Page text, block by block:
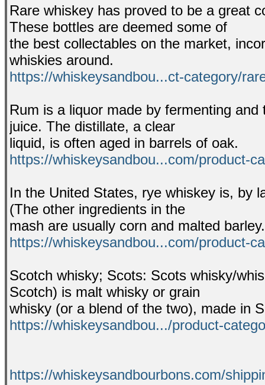
Rare whiskey has proved to be a great
These bottles are deemed some of
the best collectables on the market,
whiskies around.
https://whiskeysandbou...ct-category/
Rum is a liquor made by fermenting
juice. The distillate, a clear
liquid, is often aged in barrels of oak.
https://whiskeysandbou...com/product-
In the United States, rye whiskey is, by
(The other ingredients in the
mash are usually corn and malted
https://whiskeysandbou...com/product-
Scotch whisky; Scots: Scots whisky/
Scotch) is malt whisky or grain
whisky (or a blend of the two), made in
https://whiskeysandbou.../product-
https://whiskeysandbourbons.com/